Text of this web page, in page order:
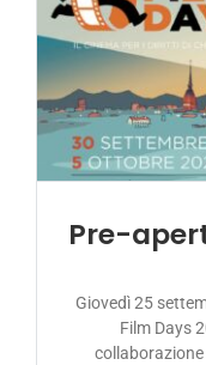
AFFITTO SALA
BIGLIETTERIA
Acquista i biglietti
Pre-
Giovedì 25
Film Days